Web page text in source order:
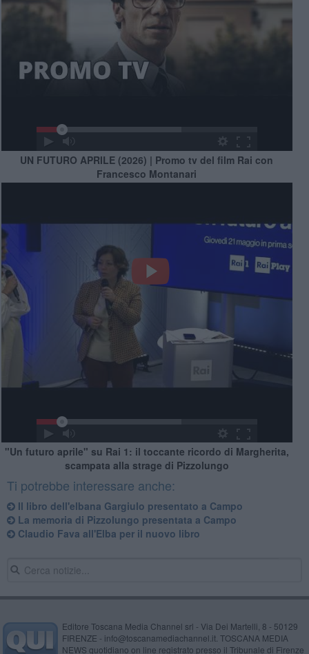
UN FUTURO APRILE (2026) | Promo tv del film Rai con
Francesco Montanari
"Un futuro aprile" su Rai 1: il toccante ricordo di Margherita,
scampata alla strage di Pizzolungo
Ti potrebbe interessare anche:
Il libro dell'elbana Gargiulo presentato a Campo
La memoria di Pizzolungo presentata a Campo
Claudio Fava all'Elba per il nuovo libro
Editore Toscana Media Channel srl - Via Dei Martelli, 8 - 50129
FIRENZE - info@toscanamediachannel.it. TOSCANA MEDIA
NEWS quotidiano on line registrato presso il Tribunale di Firenze